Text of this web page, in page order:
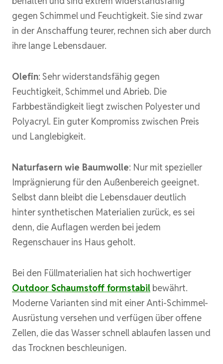
gegen Schimmel und Feuchtigkeit. Sie sind zwar
in der Anschaffung teurer, rechnen sich aber durch
ihre lange Lebensdauer.
Olefin: Sehr widerstandsfähig gegen
Feuchtigkeit, Schimmel und Abrieb. Die
Farbbeständigkeit liegt zwischen Polyester und
Polyacryl. Ein guter Kompromiss zwischen Preis
und Langlebigkeit.
Naturfasern wie Baumwolle: Nur mit spezieller
Imprägnierung für den Außenbereich geeignet.
Selbst dann bleibt die Lebensdauer deutlich
hinter synthetischen Materialien zurück, es sei
denn, die Auflagen werden bei jedem
Regenschauer ins Haus geholt.
Bei den Füllmaterialien hat sich hochwertiger
Outdoor Schaumstoff formstabil bewährt.
Moderne Varianten sind mit einer Anti-Schimmel-
Ausrüstung versehen und verfügen über offene
Zellen, die das Wasser schnell ablaufen lassen und
das Trocknen beschleunigen.